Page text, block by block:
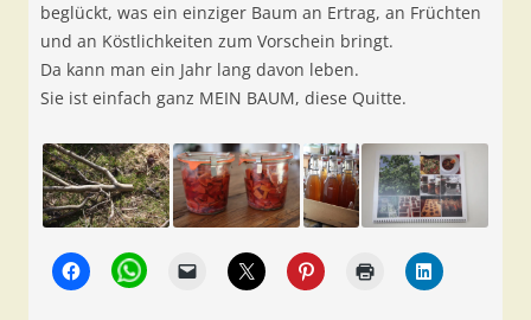
beglückt, was ein einziger Baum an Ertrag, an Früchten
und an Köstlichkeiten zum Vorschein bringt.
Da kann man ein Jahr lang davon leben.
Sie ist einfach ganz MEIN BAUM, diese Quitte.